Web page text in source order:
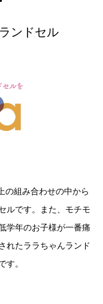
ンドセル
の組み合わせの中から
ルです。また、モチモ
学年のお子様が一番痛
れたララちゃんランド
す。